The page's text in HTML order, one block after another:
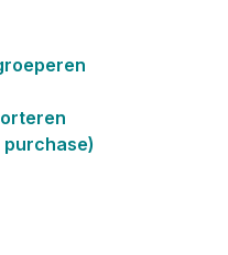
purchase)